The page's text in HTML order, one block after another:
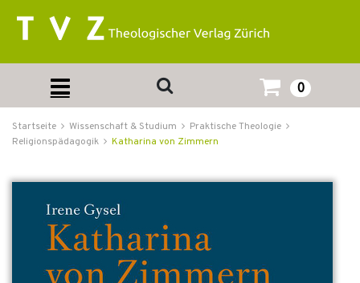
0
Startseite Wissenschaft & Studium
Praktische Theologie
Religionspädagogik
Katharina von Zimmern